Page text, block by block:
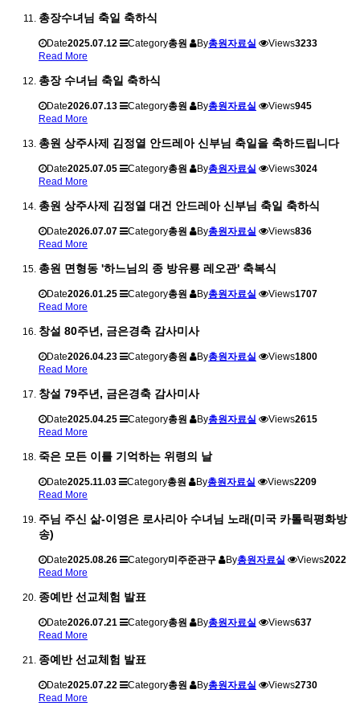
총장수녀님 축일 축하식
Date2025.07.12 Category총원 By총원자료실 Views3233
Read More
총장 수녀님 축일 축하식
Date2026.07.13 Category총원 By총원자료실 Views945
Read More
총원 상주사제 김정열 안드레아 신부님 축일을 축하드립니다
Date2025.07.05 Category총원 By총원자료실 Views3024
Read More
총원 상주사제 김정열 대건 안드레아 신부님 축일 축하식
Date2026.07.07 Category총원 By총원자료실 Views836
Read More
총원 면형동 '하느님의 종 방유룡 레오관' 축복식
Date2026.01.25 Category총원 By총원자료실 Views1707
Read More
창설 80주년, 금은경축 감사미사
Date2026.04.23 Category총원 By총원자료실 Views1800
Read More
창설 79주년, 금은경축 감사미사
Date2025.04.25 Category총원 By총원자료실 Views2615
Read More
죽은 모든 이를 기억하는 위령의 날
Date2025.11.03 Category총원 By총원자료실 Views2209
Read More
주님 주신 삶-이영은 로사리아 수녀님 노래(미국 카톨릭평화방
송)
Date2025.08.26 Category미주준관구 By총원자료실 Views2022
Read More
종예반 선교체험 발표
Date2026.07.21 Category총원 By총원자료실 Views637
Read More
종예반 선교체험 발표
Date2025.07.22 Category총원 By총원자료실 Views2730
Read More